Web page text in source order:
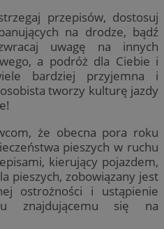
przepisów, dostosuj
na drodze, bądź
uwagę na innych
a podróż dla Ciebie i
bardziej przyjemna i
tworzy kulturę jazdy
że obecna pora roku
pieszych w ruchu
kierujący pojazdem,
pieszych, zobowiązany jest
ostrożności i ustąpienie
znajdującemu się na